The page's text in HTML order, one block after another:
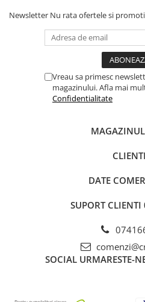
Newsletter Nu rata ofertele si
Vreau sa primesc
magazinului. Afla mai
Confidentialitate
CLIENTI
DATE
SUPORT CLIENTI
SOCIAL URMARESTE-